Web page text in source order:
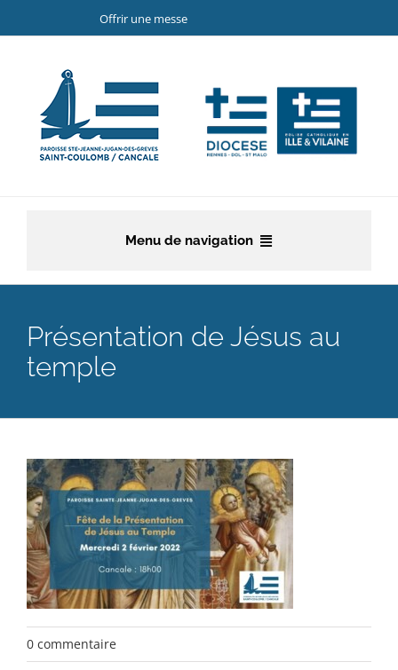
au
Offrir une messe
Menu de navigation
La paroisse
Etapes de la vie chrétienne
Servir et aimer
Adultes, jeunes et famille
Actualités
Contact
Présentation de Jésus au
temple
0 commentaire